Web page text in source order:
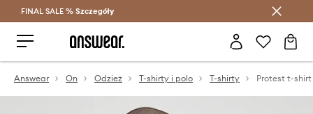
Oszczędzaj z Answear Club >
FINAL SALE % Szczegóły
Answear On Odzież T-shirty i polo T-shirty Protest t-